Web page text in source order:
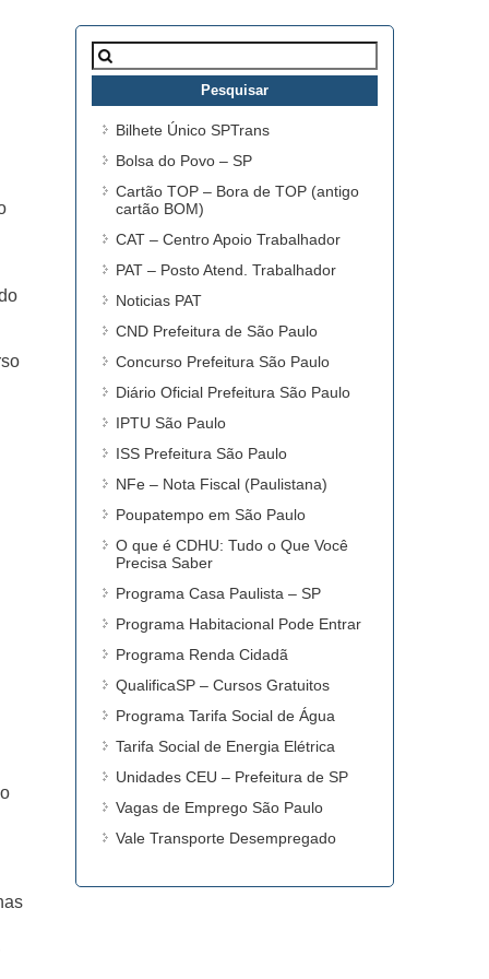
Pesquisar
por:
Bilhete Único SPTrans
Bolsa do Povo – SP
Cartão TOP – Bora de TOP (antigo
cartão BOM)
CAT – Centro Apoio Trabalhador
PAT – Posto Atend. Trabalhador
Noticias PAT
CND Prefeitura de São Paulo
Concurso Prefeitura São Paulo
Diário Oficial Prefeitura São Paulo
IPTU São Paulo
ISS Prefeitura São Paulo
NFe – Nota Fiscal (Paulistana)
Poupatempo em São Paulo
O que é CDHU: Tudo o Que Você
Precisa Saber
Programa Casa Paulista – SP
Programa Habitacional Pode Entrar
Programa Renda Cidadã
QualificaSP – Cursos Gratuitos
Programa Tarifa Social de Água
Tarifa Social de Energia Elétrica
Unidades CEU – Prefeitura de SP
Vagas de Emprego São Paulo
Vale Transporte Desempregado